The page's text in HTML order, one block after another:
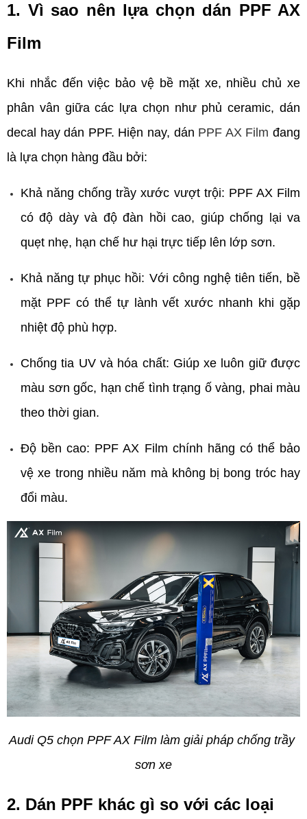
1. Vì sao nên lựa chọn dán PPF AX
Film
Khi nhắc đến việc bảo vệ bề mặt xe, nhiều chủ xe
phân vân giữa các lựa chọn như phủ ceramic, dán
decal hay dán PPF. Hiện nay, dán PPF AX Film đang
là lựa chọn hàng đầu bởi:
Khả năng chống trầy xước vượt trội: PPF AX Film
có độ dày và độ đàn hồi cao, giúp chống lại va
quẹt nhẹ, hạn chế hư hại trực tiếp lên lớp sơn.
Khả năng tự phục hồi: Với công nghệ tiên tiến, bề
mặt PPF có thể tự lành vết xước nhanh khi gặp
nhiệt độ phù hợp.
Chống tia UV và hóa chất: Giúp xe luôn giữ được
màu sơn gốc, hạn chế tình trạng ố vàng, phai màu
theo thời gian.
Độ bền cao: PPF AX Film chính hãng có thể bảo
vệ xe trong nhiều năm mà không bị bong tróc hay
đổi màu.
Audi Q5 chọn PPF AX Film làm giải pháp chống trầy
sơn xe
2. Dán PPF khác gì so với các loại